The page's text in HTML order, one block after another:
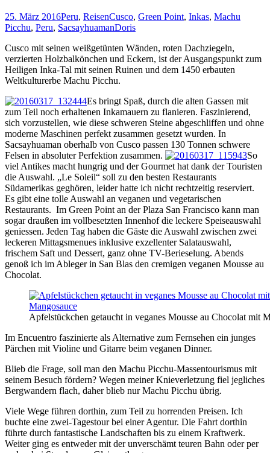
25. März 2016Peru, ReisenCusco, Green Point, Inkas, Machu
Picchu, Peru, SacsayhuamanDoris
Cusco mit seinen weißgetünten Wänden, roten Dachziegeln,
verzierten Holzbalkönchen und Eckern, ist der Ausgangspunkt zum
Heiligen Inka-Tal mit seinen Ruinen und dem 1450 erbauten
Weltkulturerbe Machu Picchu.
Es bringt Spaß, durch die alten Gassen mit
zum Teil noch erhaltenen Inkamauern zu flanieren. Faszinierend,
sich vorzustellen, wie diese schweren Steine abgeschliffen und ohne
moderne Maschinen perfekt zusammen gesetzt wurden. In
Sacsayhuaman oberhalb von Cusco passen 130 Tonnen schwere
Felsen in absoluter Perfektion zusammen.
So
viel Antikes macht hungrig und der Gourmet hat dank der Touristen
die Auswahl. „Le Soleil“ soll zu den besten Restaurants
Südamerikas geghören, leider hatte ich nicht rechtzeitig reserviert.
Es gibt eine tolle Auswahl an veganen und vegetarischen
Restaurants. Im Green Point an der Plaza San Francisco kann man
sogar draußen im vollbesetzten Innenhof die leckere Speiseauswahl
geniessen. Jeden Tag haben die Gäste die Auswahl zwischen zwei
leckeren Mittagsmenues inklusive exzellenter Salatauswahl,
frischem Saft und Dessert, ganz ohne TV-Berieselung. Abends
genoß ich im Ableger in San Blas den cremigen veganen Mousse au
Chocolat.
Apfelstückchen getaucht in veganes Mousse au Chocolat mit
Im Encuentro faszinierte als Alternative zum Fernsehen ein junges
Pärchen mit Violine und Gitarre beim veganen Dinner.
Blieb die Frage, soll man den Machu Picchu-Massentourismus mit
seinem Besuch fördern? Wegen meiner Knieverletzung fiel jegliches
Bergwandern flach, daher blieb nur Machu Picchu übrig.
Viele Wege führen dorthin, zum Teil zu horrenden Preisen. Ich
buchte eine zwei-Tagestour bei einer Agentur. Die Fahrt dorthin
führte durch fantastische Landschaften bis zu einem Kraftwerk.
Weiter ging es entweder mit der unverschämt teuren Bahn oder per